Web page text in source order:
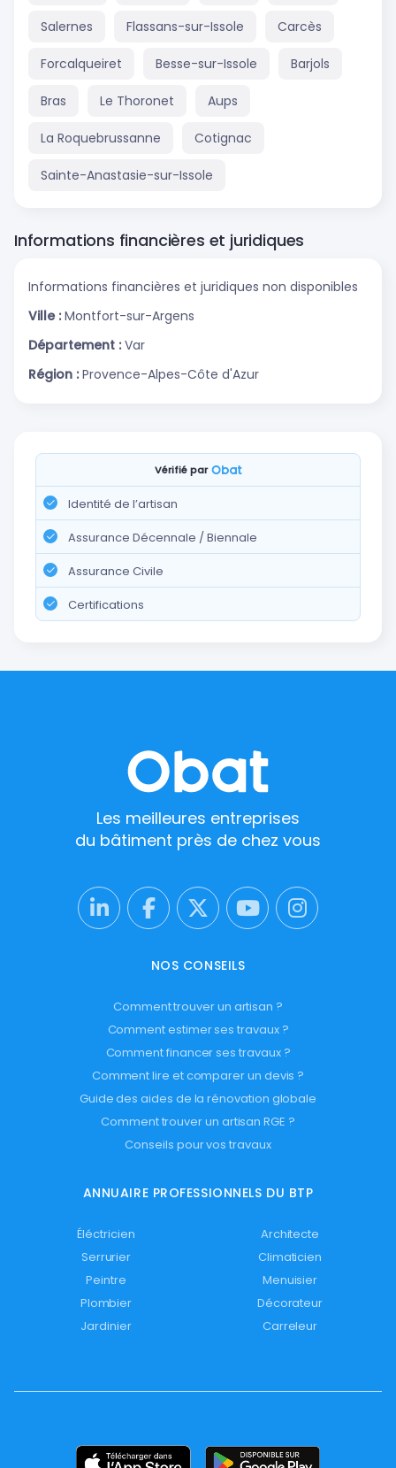
Salernes Flassans-sur-Issole Carcès
Forcalqueiret Besse-sur-Issole Barjols
Bras Le Thoronet Aups
La Roquebrussanne Cotignac
Sainte-Anastasie-sur-Issole
Informations financières et juridiques
Informations financières et juridiques non disponibles
Ville : Montfort-sur-Argens
Département : Var
Région : Provence-Alpes-Côte d'Azur
Vérifié par
Identité de l’artisan
Assurance Décennale / Biennale
Assurance Civile
Certifications
Les meilleures entreprises
du bâtiment près de chez vous
NOS CONSEILS
Comment trouver un artisan ?
Comment estimer ses travaux ?
Comment financer ses travaux ?
Comment lire et comparer un devis ?
Guide des aides de la rénovation globale
Comment trouver un artisan RGE ?
Conseils pour vos travaux
ANNUAIRE PROFESSIONNELS DU BTP
Éléctricien
Architecte
Serrurier
Climaticien
Peintre
Menuisier
Plombier
Décorateur
Jardinier
Carreleur